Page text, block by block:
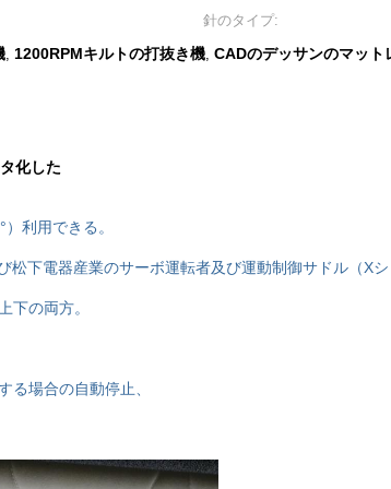
針のタイプ:
, 1200RPMキルトの打抜き機, CADのデッサンのマット
化した
利用できる。
下電器産業のサーボ運転者及び運動制御サドル（X
下の両方。
る場合の自動停止、